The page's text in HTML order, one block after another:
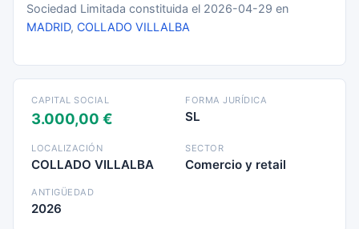
Sociedad Limitada constituida el 2026-04-29 en
MADRID, COLLADO VILLALBA
CAPITAL SOCIAL
3.000,00 €
FORMA JURÍDICA
SL
LOCALIZACIÓN
COLLADO VILLALBA
SECTOR
Comercio y retail
ANTIGÜEDAD
2026